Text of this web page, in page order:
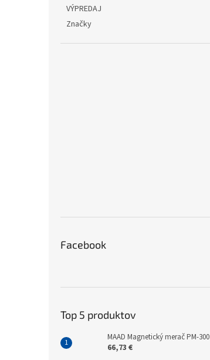
VÝPREDAJ
Značky
Facebook
Top 5 produktov
MAAD Magnetický merač PM-300
66,73 €